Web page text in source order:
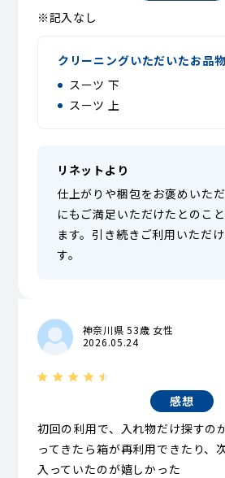
※記入なし
クリーニングいただいたお品物
スーツ 下
スーツ 上
リネットより
仕上がりや梱包をお褒めいた
にもご満足いただけたとのこ
ます。引き続きご利用いただ
す。
神奈川県 53歳 女性
2026.05.24
感想
初回の利用で、入れ物だけ探すの
ってきたら箱が再利用できたり、
入っていたのが嬉しかった